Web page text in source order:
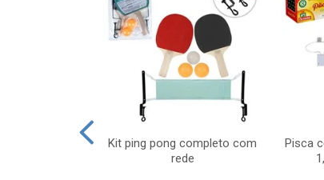
Kit ping pong completo com
rede
Pisca